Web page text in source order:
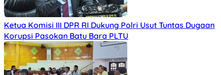
Ketua Komisi III DPR RI Dukung Polri Usut Tuntas Dugaan
Korupsi Pasokan Batu Bara PLTU